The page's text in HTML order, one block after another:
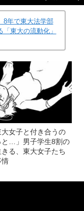
年で東大法学部
東大の流動化」